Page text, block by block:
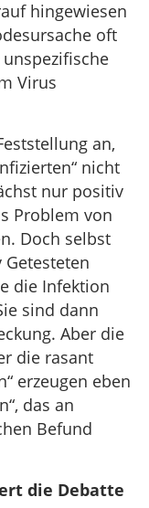
hingewiesen
oft
Virus
an,
nicht
nur positiv
Problem von
Doch selbst
die Infektion
sind dann
Aber die
die rasant
erzeugen eben
das an
Befund
die Debatte